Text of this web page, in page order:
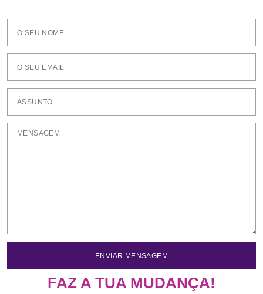
ENVIAR MENSAGEM
FAZ A TUA MUDANÇA!